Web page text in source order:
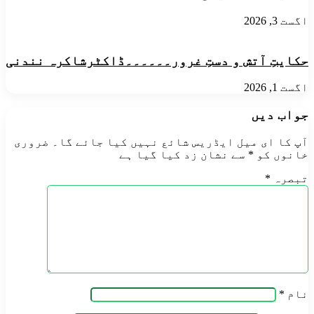
اگست 3, 2026
حکایتِ آتش و دستِ غرور۔۔۔۔۔۔ڈاکٹرشاکرہ نندنی
اگست 1, 2026
جواب دیں
آپ کا ای میل ایڈریس شائع نہیں کیا جائے گا۔
ضروری
خانوں کو * سے نشان زد کیا گیا ہے
تبصرہ *
نام *